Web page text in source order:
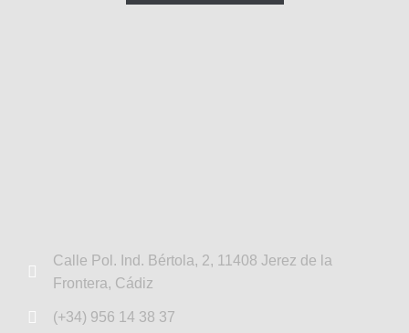
Calle Pol. Ind. Bértola, 2, 11408 Jerez de la
Frontera, Cádiz
(+34) 956 14 38 37